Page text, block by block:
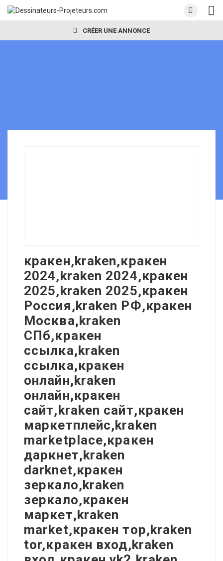
CRÉER UNE ANNONCE
кракен,kraken,кракен
2024,kraken 2024,кракен
2025,kraken 2025,кракен
Россия,kraken РФ,кракен
Москва,kraken
СПб,кракен
ссылка,kraken
ссылка,кракен
онлайн,kraken
онлайн,кракен
сайт,kraken сайт,кракен
маркетплейс,kraken
marketplace,кракен
даркнет,kraken
darknet,кракен
зеркало,kraken
зеркало,кракен
маркет,kraken
market,кракен тор,kraken
tor,кракен вход,kraken